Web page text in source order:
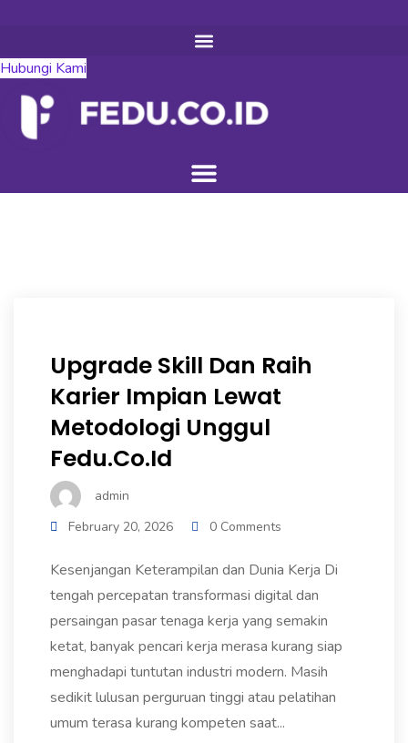
Hubungi Kami
Upgrade Skill Dan Raih
Karier Impian Lewat
Metodologi Unggul
Fedu.co.id
admin
February 20, 2026
0 Comments
Kesenjangan Keterampilan dan Dunia Kerja Di
tengah percepatan transformasi digital dan
persaingan pasar tenaga kerja yang semakin
ketat, banyak pencari kerja merasa kurang siap
menghadapi tuntutan industri modern. Masih
sedikit lulusan perguruan tinggi atau pelatihan
umum terasa kurang kompeten saat...